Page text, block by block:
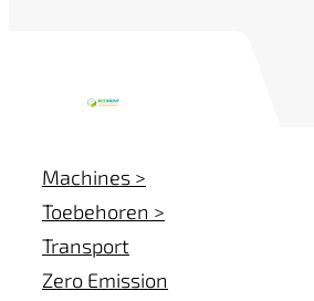
Machines >
Toebehoren >
Transport
Zero Emission